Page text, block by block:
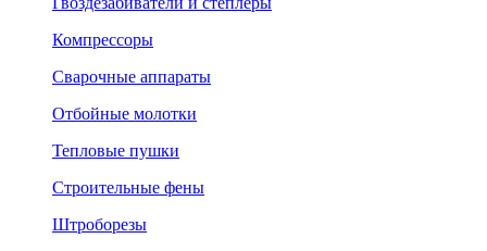
Компрессоры
Сварочные аппараты
Отбойные молотки
Тепловые пушки
Строительные фены
Штроборезы